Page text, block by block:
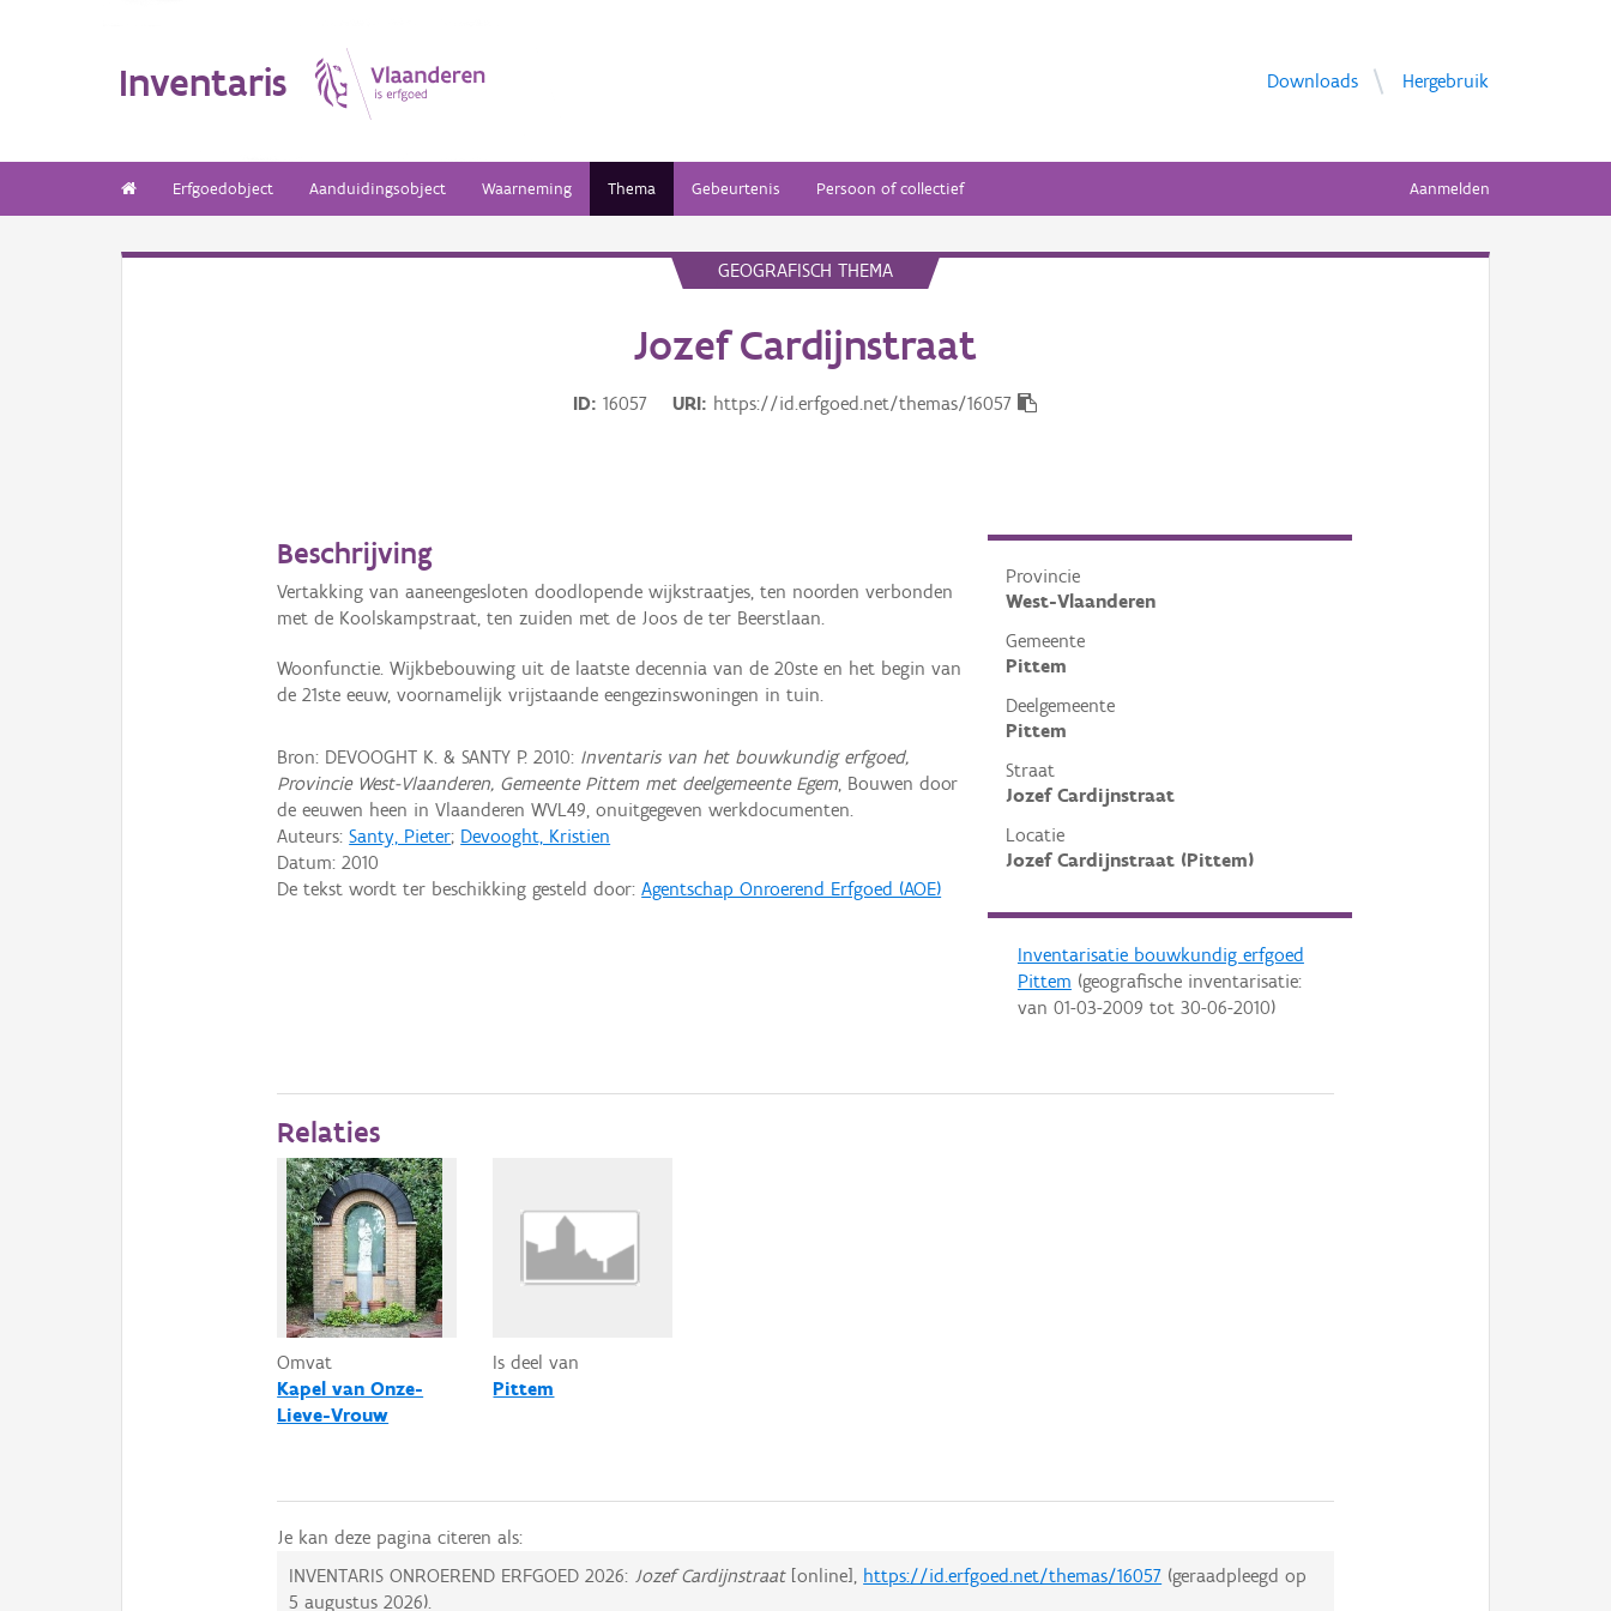
Inventaris Downloads Hergebruik
Erfgoedobject Aanduidingsobject Waarneming Thema Gebeurtenis Persoon of collectief Aanmelden
GEOGRAFISCH THEMA
Jozef Cardijnstraat
ID 16057 URI https://id.erfgoed.net/themas/16057
Provincie
West-Vlaanderen
Gemeente
Pittem
Deelgemeente
Pittem
Straat
Jozef Cardijnstraat
Locatie
Jozef Cardijnstraat (Pittem)
Inventarisatie bouwkundig erfgoed
Pittem (geografische inventarisatie:
van 01-03-2009 tot 30-06-2010)
Beschrijving
Vertakking van aaneengesloten doodlopende wijkstraatjes, ten noorden verbonden
met de Koolskampstraat, ten zuiden met de Joos de ter Beerstlaan.
Woonfunctie. Wijkbebouwing uit de laatste decennia van de 20ste en het begin van
de 21ste eeuw, voornamelijk vrijstaande eengezinswoningen in tuin.
Bron: DEVOOGHT K. & SANTY P. 2010: Inventaris van het bouwkundig erfgoed,
Provincie West-Vlaanderen, Gemeente Pittem met deelgemeente Egem , Bouwen door
de eeuwen heen in Vlaanderen WVL49, onuitgegeven werkdocumenten.
Auteurs:Santy, Pieter; Devooght, Kristien
Datum:2010
De tekst wordt ter beschikking gesteld door:Agentschap Onroerend Erfgoed (AOE)
Relaties
Omvat
Kapel van Onze-
Lieve-Vrouw
Is deel van
Pittem
Je kan deze pagina citeren als:
INVENTARIS ONROEREND ERFGOED 2026: Jozef Cardijnstraat[online], https://id.erfgoed.net/themas/16057 (geraadpleegd op
5 augustus 2026).